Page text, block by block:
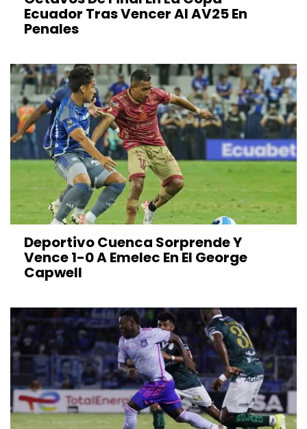
Ecuador Tras Vencer Al AV25 En
Penales
Deportivo Cuenca Sorprende Y
Vence 1-0 A Emelec En El George
Capwell